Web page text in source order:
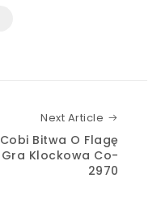
Next Article
Cobi Bitwa O Flagę
Gra Klockowa Co-
2970